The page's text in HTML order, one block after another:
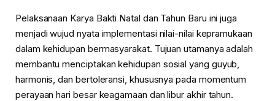
Pelaksanaan Karya Bakti Natal dan Tahun Baru ini juga
menjadi wujud nyata implementasi nilai-nilai kepramukaan
dalam kehidupan bermasyarakat. Tujuan utamanya adalah
membantu menciptakan kehidupan sosial yang guyub,
harmonis, dan bertoleransi, khususnya pada momentum
perayaan hari besar keagamaan dan libur akhir tahun.